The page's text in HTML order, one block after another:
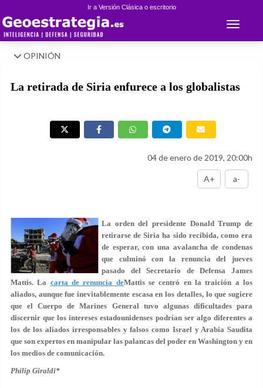
Ir a Versión Clásica o escritorio
Toggle
OPINIÓN
La retirada de Siria enfurece a los globalistas
04 de enero de 2019, 20:00h
A+ a-
La orden del presidente Donald Trump de
retirarse de Siria ha sido recibida, como era
de esperar, con una avalancha de condenas
que culminó con la renuncia del jueves
pasado del Secretario de Defensa James
Mattis. La carta de renuncia deMattis se centró en la traición a los
aliados, aunque fue inevitablemente escasa en los detalles, lo que sugiere
que el Cuerpo de Marines General tuvo algunas dificultades para
discernir que los intereses estadounidenses podrían ser algo diferentes a
los de los aliados irresponsables y falsos como Israel y Arabia Saudita
que son expertos en manipular las palancas del poder en Washington y en
los medios de comunicación.
Philip Giraldi*